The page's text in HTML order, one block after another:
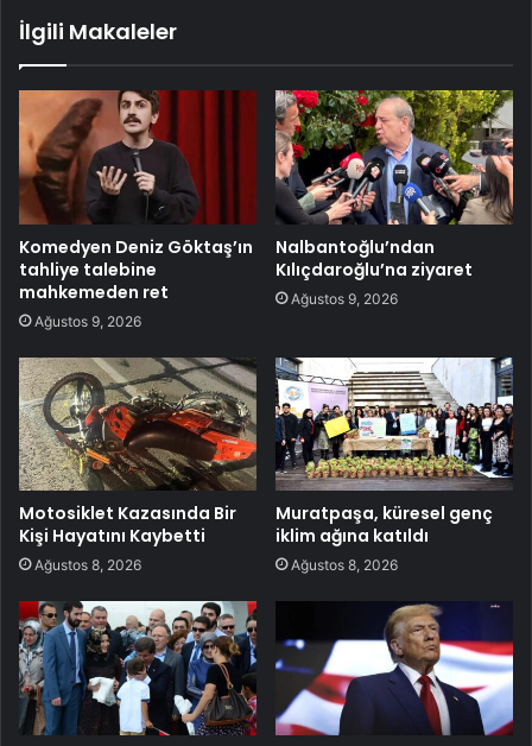
İlgili Makaleler
Komedyen Deniz Göktaş’ın
tahliye talebine
mahkemeden ret
Ağustos 9, 2026
Nalbantoğlu’ndan
Kılıçdaroğlu’na ziyaret
Ağustos 9, 2026
Motosiklet Kazasında Bir
Kişi Hayatını Kaybetti
Ağustos 8, 2026
Muratpaşa, küresel genç
iklim ağına katıldı
Ağustos 8, 2026